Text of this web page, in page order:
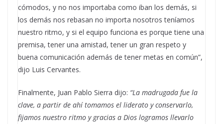
cómodos, y no nos importaba como iban los demás, si
los demás nos rebasan no importa nosotros teníamos
nuestro ritmo, y si el equipo funciona es porque tiene una
premisa, tener una amistad, tener un gran respeto y
buena comunicación además de tener metas en común”,
dijo Luis Cervantes.
Finalmente, Juan Pablo Sierra dijo: “La madrugada fue la
clave, a partir de ahí tomamos el liderato y conservarlo,
fijamos nuestro ritmo y gracias a Dios logramos llevarlo